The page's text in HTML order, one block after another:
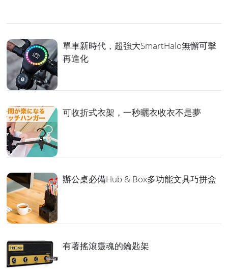
單車新時代，超強大SmartHalo無懈可擊
再進化
可收折式衣架，一秒曬衣收衣不是夢
辦公桌必備Hub & Box多功能文具巧拼盒
有著搖滾靈魂的鑰匙架